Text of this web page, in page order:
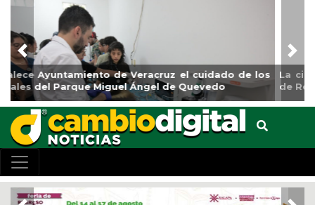
La ciudad de Veracruz se suma a la Jornada Nacional
de Reforestación 2026
Previous